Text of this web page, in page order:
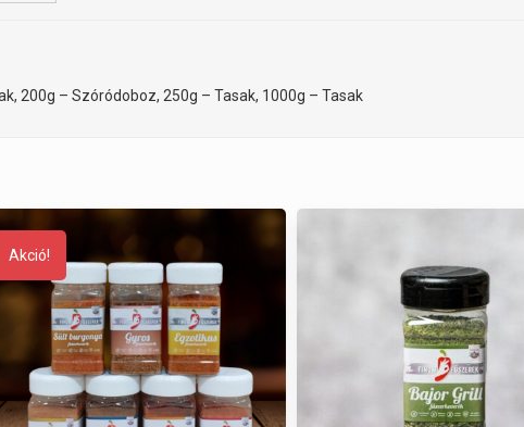
200g – Szóródoboz, 250g – Tasak, 1000g – Tasak
Akció!